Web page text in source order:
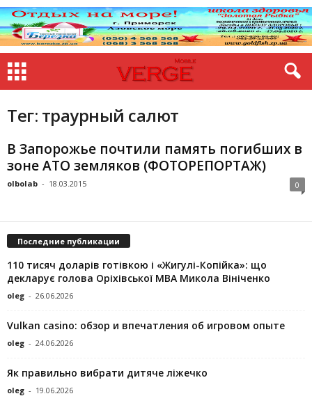
Тег: траурный салют
В Запорожье почтили память погибших в
зоне АТО земляков (ФОТОРЕПОРТАЖ)
olbolab - 18.03.2015 0
Последние публикации
110 тисяч доларів готівкою і «Жигулі-Копійка»: що
декларує голова Оріхівської МВА Микола Вініченко
oleg - 26.06.2026
Vulkan casino: обзор и впечатления об игровом опыте
oleg - 24.06.2026
Як правильно вибрати дитяче ліжечко
oleg - 19.06.2026